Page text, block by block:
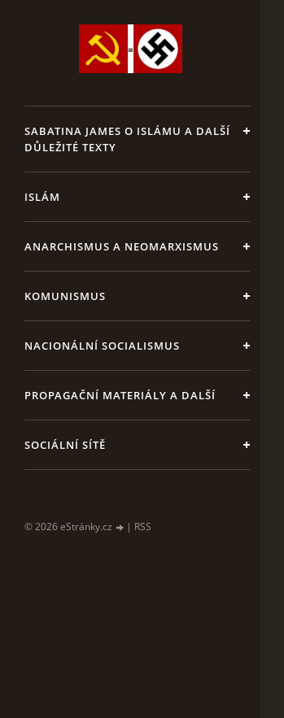
SABATINA JAMES O ISLÁMU A DALŠÍ
DŮLEŽITÉ TEXTY
ISLÁM
ANARCHISMUS A NEOMARXISMUS
KOMUNISMUS
NACIONÁLNÍ SOCIALISMUS
PROPAGAČNÍ MATERIÁLY A DALŠÍ
SOCIÁLNÍ SÍTĚ
© 2026 eStránky.cz | RSS